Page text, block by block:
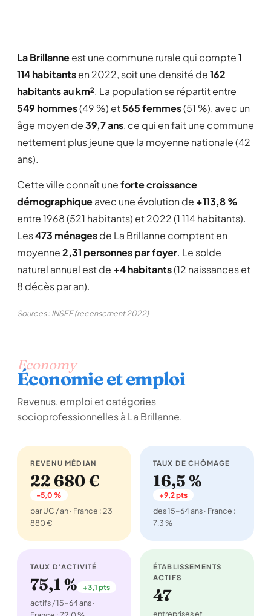
La Brillanneest une commune rurale qui compte1
114 habitantsen 2022, soit une densité de162
habitants au km². La population se répartit entre
549 hommes(49 %) et565 femmes(51 %), avec un
âge moyen de39,7 ans, ce qui en fait une commune
nettement plus jeune que la moyenne nationale (42
ans).
Cette ville connaît uneforte croissance
démographiqueavec une évolution de +113,8 %
entre 1968 (521 habitants) et 2022 (1 114 habitants).
Les473 ménagesde La Brillanne comptent en
moyenne2,31 personnes par foyer. Le solde
naturel annuel est de +4 habitants(12 naissances et
8 décès par an).
Sources : INSEE (recensement 2022)
Economy
Économie et emploi
Revenus, emploi et catégories
socioprofessionnelles à La Brillanne.
REVENU MÉDIAN
22 680 €
-5,0 %
par UC / an · France : 23
880 €
TAUX DE CHÔMAGE
16,5 %
+9,2 pts
des 15-64 ans · France :
7,3 %
TAUX D'ACTIVITÉ
75,1 % +3,1 pts
actifs / 15-64 ans ·
ÉTABLISSEMENTS
ACTIFS
47
entreprises et